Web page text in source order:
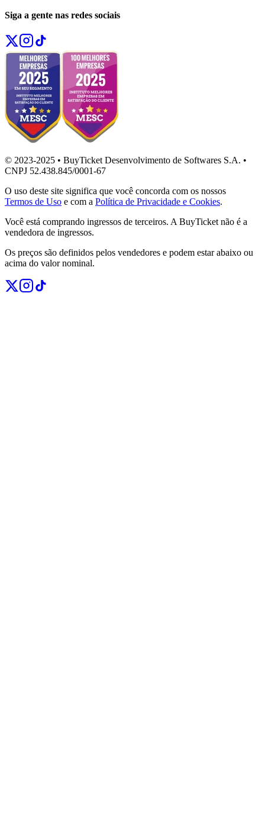
Siga a gente nas redes sociais
© 2023-2025 • BuyTicket Desenvolvimento de Softwares S.A. •
CNPJ 52.438.845/0001-67
O uso deste site significa que você concorda com os nossos
Termos de Uso e com a Política de Privacidade e Cookies.
Você está comprando ingressos de terceiros. A BuyTicket não é a
vendedora de ingressos.
Os preços são definidos pelos vendedores e podem estar abaixo ou
acima do valor nominal.